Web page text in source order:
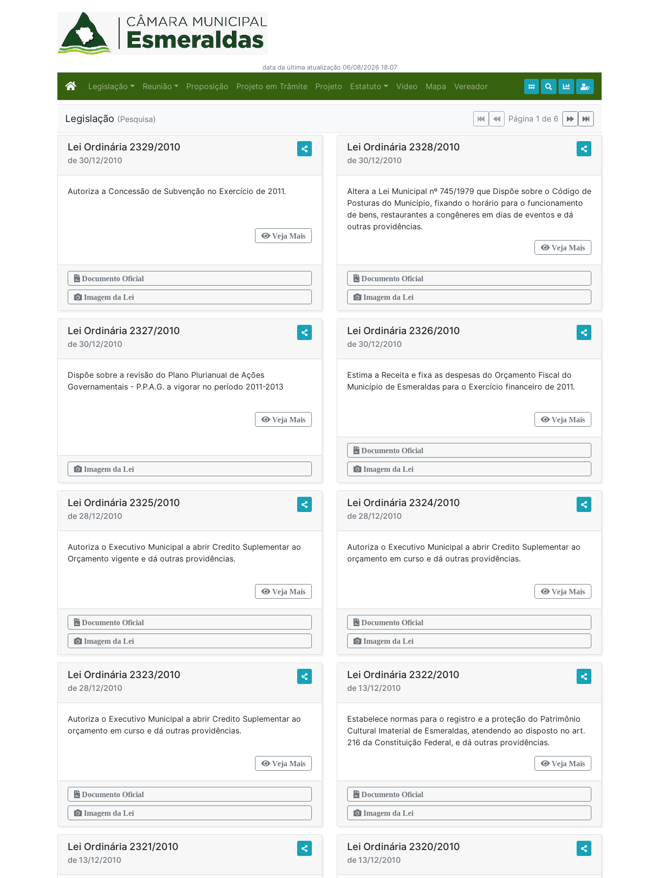
data da última atualização 06/08/2026 18:07
Legislação Reunião Proposição Projeto em Trâmite Projeto Estatuto Video Mapa Vereador
Legislação (Pesquisa) Página 1 de 6
Lei Ordinária 2329/2010
de 30/12/2010
Autoriza a Concessão de Subvenção no Exercício de 2011.
Veja Mais
Documento Oficial
Imagem da Lei
Lei Ordinária 2328/2010
de 30/12/2010
Altera a Lei Municipal nº 745/1979 que Dispõe sobre o Código de
Posturas do Município, fixando o horário para o funcionamento
de bens, restaurantes a congêneres em dias de eventos e dá
outras providências.
Veja Mais
Documento Oficial
Imagem da Lei
Lei Ordinária 2327/2010
de 30/12/2010
Dispõe sobre a revisão do Plano Plurianual de Ações
Governamentais - P.P.A.G. a vigorar no período 2011-2013
Veja Mais
Imagem da Lei
Lei Ordinária 2326/2010
de 30/12/2010
Estima a Receita e fixa as despesas do Orçamento Fiscal do
Município de Esmeraldas para o Exercício financeiro de 2011.
Veja Mais
Documento Oficial
Imagem da Lei
Lei Ordinária 2325/2010
de 28/12/2010
Autoriza o Executivo Municipal a abrir Credito Suplementar ao
Orçamento vigente e dá outras providências.
Veja Mais
Documento Oficial
Imagem da Lei
Lei Ordinária 2324/2010
de 28/12/2010
Autoriza o Executivo Municipal a abrir Credito Suplementar ao
orçamento em curso e dá outras providências.
Veja Mais
Documento Oficial
Imagem da Lei
Lei Ordinária 2323/2010
de 28/12/2010
Autoriza o Executivo Municipal a abrir Credito Suplementar ao
orçamento em curso e dá outras providências.
Veja Mais
Documento Oficial
Imagem da Lei
Lei Ordinária 2322/2010
de 13/12/2010
Estabelece normas para o registro e a proteção do Patrimônio
Cultural Imaterial de Esmeraldas, atendendo ao disposto no art.
216 da Constituição Federal, e dá outras providências.
Veja Mais
Documento Oficial
Imagem da Lei
Lei Ordinária 2321/2010
de 13/12/2010
Lei Ordinária 2320/2010
de 13/12/2010